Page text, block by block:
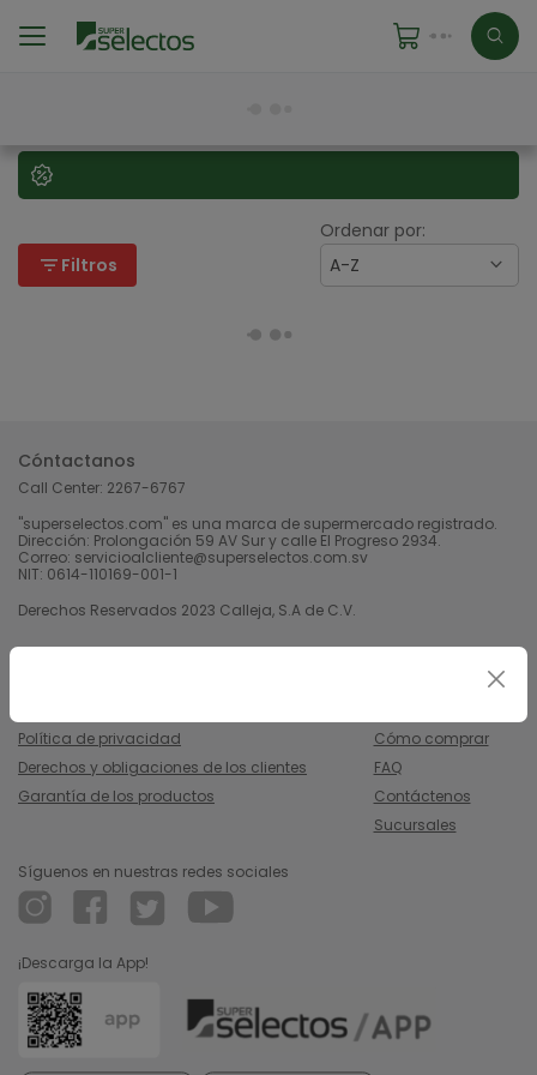
filter_list Filtros
Ordenar por:
A-Z
Cóntactanos
Call Center: 2267-6767
"superselectos.com" es una marca de supermercado registrado.
Dirección: Prolongación 59 AV Sur y calle El Progreso 2934.
Correo: servicioalcliente@superselectos.com.sv
NIT: 0614-110169-001-1
Derechos Reservados 2023 Calleja, S.A de C.V.
Política de privacidad
Derechos y obligaciones de los clientes
Garantía de los productos
Cómo comprar
FAQ
Contáctenos
Sucursales
Síguenos en nuestras redes sociales
¡Descarga la App!